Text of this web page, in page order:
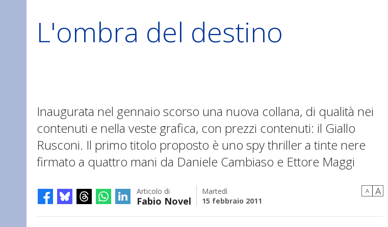
L'ombra del destino
Inaugurata nel gennaio scorso una nuova collana, di qualità nei
contenuti e nella veste grafica, con prezzi contenuti: il Giallo
Rusconi. Il primo titolo proposto è uno spy thriller a tinte nere
firmato a quattro mani da Daniele Cambiaso e Ettore Maggi
Articolo di
Fabio Novel
Martedì
15 febbraio 2011
A A